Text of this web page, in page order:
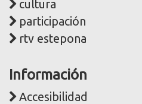
cultura
participación
rtv estepona
Información
Accesibilidad